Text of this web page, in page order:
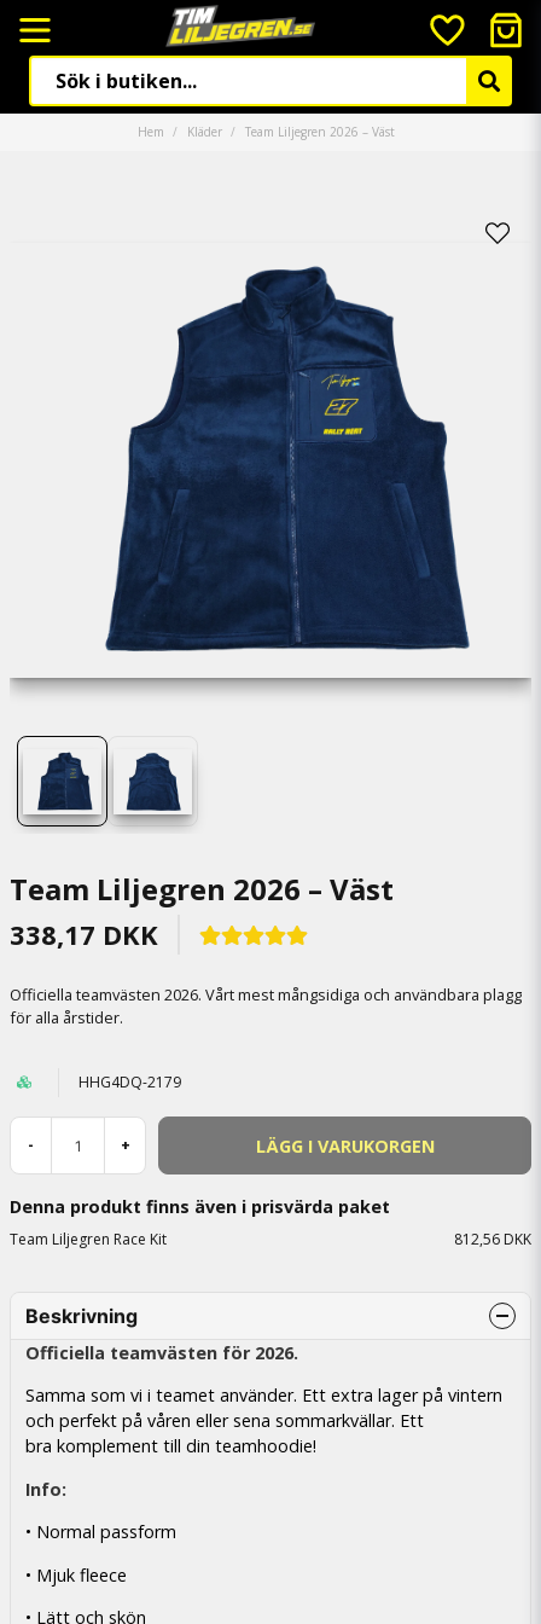
Hem Kläder Team Liljegren 2026 – Väst
Team Liljegren 2026 – Väst
338,17 DKK
Officiella teamvästen 2026. Vårt mest mångsidiga och användbara plagg
för alla årstider.
HHG4DQ-2179
- + LÄGG I VARUKORGEN
Denna produkt finns även i prisvärda paket
Team Liljegren Race Kit 812,56 DKK
Beskrivning
Officiella teamvästen för 2026.
Samma som vi i teamet använder. Ett extra lager på vintern
och perfekt på våren eller sena sommarkvällar. Ett
bra komplement till din teamhoodie!
Info:
• Normal passform
• Mjuk fleece
• Lätt och skön